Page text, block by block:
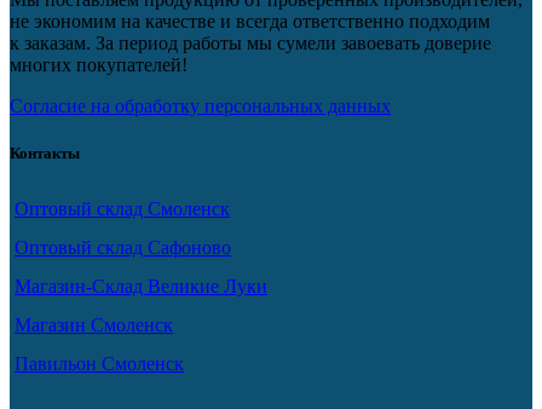
не экономим на качестве и всегда ответственно подходим
к заказам. За период работы мы сумели завоевать доверие
многих покупателей!
Согласие на обработку персональных данных
Контакты
Оптовый склад Смоленск
Оптовый склад Сафоново
Магазин-Склад Великие Луки
Магазин Смоленск
Павильон Смоленск